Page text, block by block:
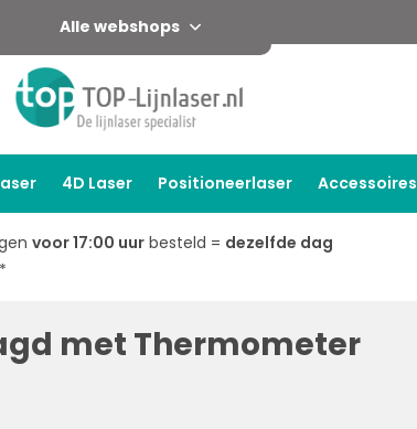
Alle webshops
4D Laser Positioneerlaser Accessoires
voor 17:00 uurbesteld = dezelfde dag
*
met Thermometer